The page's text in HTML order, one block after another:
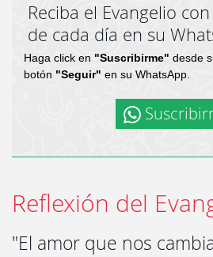
Reciba el Evangelio
de cada día en su
Haga click en "Suscribirme" desde
botón "Seguir" en su WhatsApp.
Reflexión del
"El amor que nos